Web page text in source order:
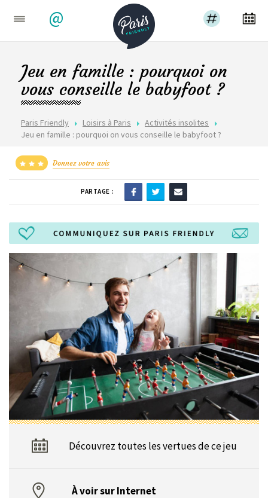
@
Paris Friendly Loisirs à Paris
Activités insolites
Jeu en famille : pourquoi on vous conseille le babyfoot ?
Jeu en famille : pourquoi on
vous conseille le babyfoot ?
Donnez votre avis
PARTAGE :
Découvrez toutes les vertues de ce jeu
À voir sur Internet